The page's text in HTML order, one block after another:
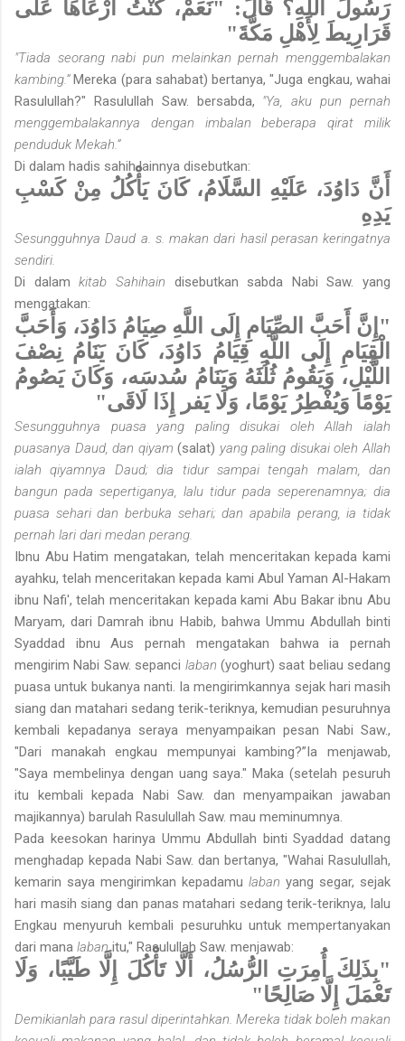
رَسُولَ اللَّهِ؟ قَالَ: "نَعَمْ، كُنْتُ أَرْعَاهَا عَلَى
قَرَارِيطَ لِأَهْلِ مَكَّةَ"
"Tiada seorang nabi pun melainkan pernah menggembalakan
kambing.”Mereka (para sahabat) bertanya, "Juga engkau, wahai
Rasulullah?" Rasulullah Saw. bersabda, "Ya, aku pun pernah
menggembalakannya dengan imbalan beberapa qirat milik
penduduk Mekah.”
Di dalam hadis sahih lainnya disebutkan:
أَنَّ دَاوُدَ، عَلَيْهِ السَّلَامُ، كَانَ يَأْكُلُ مِنْ كَسْبِ
يَدِهِ
Sesungguhnya Daud a. s. makan dari hasil perasan keringatnya
sendiri.
Di dalamkitab Sahihain disebutkan sabda Nabi Saw. yang
mengatakan:
"إِنَّ أَحَبَّ الصِّيَامِ إِلَى اللَّهِ صِيَامُ دَاوُدَ، وَأَحَبَّ
الْقِيَامِ إِلَى اللَّهِ قِيَامُ دَاوُدَ، كَانَ يَنَامُ نِصْفَ
اللَّيْلِ، وَيَقُومُ ثُلُثَهُ وَيَنَامُ سُدسَه، وَكَانَ يَصُومُ
يَوْمًا وَيُفْطِرُ يَوْمًا، وَلَا يَفر إِذَا لَاقَى"
Sesungguhnya puasa yang paling disukai oleh Allah ialah
puasanya Daud, dan qiyam(salat) yang paling disukai oleh Allah
ialah qiyamnya Daud; dia tidur sampai tengah malam, dan
bangun pada sepertiganya, lalu tidur pada seperenamnya; dia
puasa sehari dan berbuka sehari; dan apabila perang, ia tidak
pernah lari dari medan perang.
Ibnu Abu Hatim mengatakan, telah menceritakan kepada kami
ayahku, telah menceritakan kepada kami Abul Yaman Al-Hakam
ibnu Nafi', telah menceritakan kepada kami Abu Bakar ibnu Abu
Maryam, dari Damrah ibnu Habib, bahwa Ummu Abdullah binti
Syaddad ibnu Aus pernah mengatakan bahwa ia pernah
mengirim Nabi Saw. sepanci laban (yoghurt) saat beliau sedang
puasa untuk bukanya nanti. Ia mengirim­kannya sejak hari masih
siang dan matahari sedang terik-teriknya, kemudian pesuruhnya
kembali kepadanya seraya menyampaikan pesan Nabi Saw.,
"Dari manakah engkau mempunyai kambing?”Ia menjawab,
"Saya membelinya dengan uang saya." Maka (setelah pesuruh
itu kembali kepada Nabi Saw. dan menyampaikan jawaban
majikannya) barulah Rasulullah Saw. mau meminumnya.
Pada keesokan harinya Ummu Abdullah binti Syaddad datang
menghadap kepada Nabi Saw. dan bertanya, "Wahai Rasulullah,
kemarin saya mengirimkan kepadamu laban yang segar, sejak
hari masih siang dan panas matahari sedang terik-teriknya, lalu
Engkau menyuruh kembali pesuruhku untuk mempertanyakan
dari mana labanitu," Rasulullah Saw. menjawab:
"بِذَلِكَ أُمِرَتِ الرُّسُلُ، أَلَّا تَأْكُلَ إِلَّا طَيَّبًا، وَلَا
تَعْمَلَ إِلَّا صَالِحًا"
Demikianlah para rasul diperintahkan. Mereka tidak boleh makan